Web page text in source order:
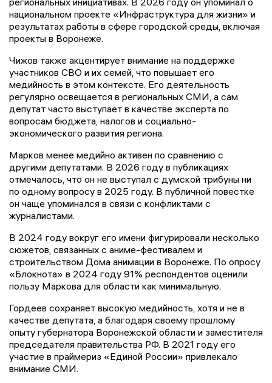
национальном проекте «Инфраструктура для жизни» и
результатах работы в сфере городской среды, включая
проекты в Воронеже.
Чижов также акцентирует внимание на поддержке
участников СВО и их семей, что повышает его
медийность в этом контексте. Его деятельность
регулярно освещается в региональных СМИ, а сам
депутат часто выступает в качестве эксперта по
вопросам бюджета, налогов и социально-
экономического развития региона.
Марков менее медийно активен по сравнению с
другими депутатами. В 2026 году в публикациях
отмечалось, что он не выступал с думской трибуны ни
по одному вопросу в 2025 году. В публичной повестке
он чаще упоминался в связи с конфликтами с
журналистами.
В 2024 году вокруг его имени фигурировали несколько
сюжетов, связанных с аниме-фестивалем и
строительством Дома анимации в Воронеже. По опросу
«Блокнота» в 2024 году 91% респондентов оценили
пользу Маркова для области как минимальную.
Гордеев сохраняет высокую медийность, хотя и не в
качестве депутата, а благодаря своему прошлому
опыту губернатора Воронежской области и заместителя
председателя правительства РФ. В 2021 году его
участие в праймериз «Единой России» привлекало
внимание СМИ.